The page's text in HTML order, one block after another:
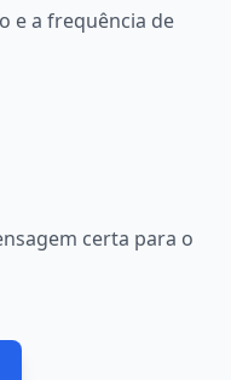
e a frequência de
certa para o